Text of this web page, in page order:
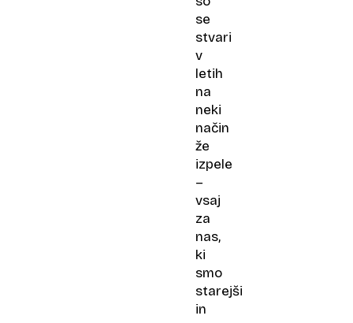
se
stvari
v
letih
na
neki
način
že
izpele
–
vsaj
za
nas,
ki
smo
starejši
in